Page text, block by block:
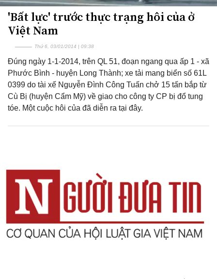
'Bất lực' trước thực trạng hôi của ở
Việt Nam
Thứ 6, 03/01/2014 | 09:38
Đúng ngày 1-1-2014, trên QL 51, đoạn ngang qua ấp 1 - xã
Phước Bình - huyện Long Thành; xe tải mang biển số 61L
0399 do tài xế Nguyễn Đình Công Tuấn chở 15 tấn bắp từ
Cù Bị (huyện Cẩm Mỹ) về giao cho công ty CP bị đổ tung
tóe. Một cuộc hôi của đã diễn ra tại đây.